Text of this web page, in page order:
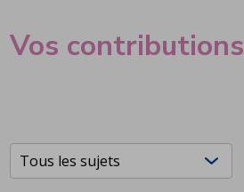
Vos contributions
Filtrers les contributions
Choisissez un sujet